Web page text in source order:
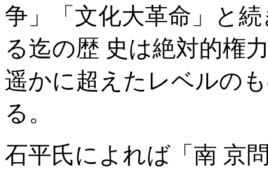
争」「文化大革命」と
る迄の歴 史は絶対的権
遥かに超えたレベルの
る。
石平氏によれば「南 京